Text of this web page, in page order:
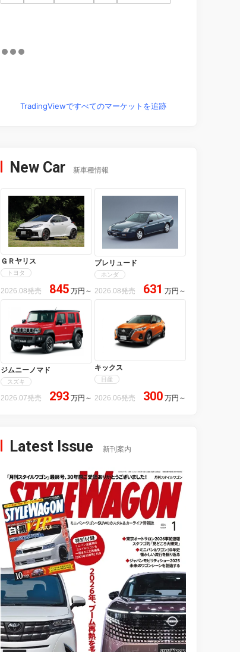
TradingViewですべてのマーケットを追跡
New Car 新車種情報
ＧＲヤリス
トヨタ
2026.08発売 845 万円 ～
プレリュード
ホンダ
2026.08発売 631 万円 ～
ジムニーノマド
スズキ
2026.07発売 293 万円 ～
キックス
日産
2026.06発売 300 万円 ～
Latest Issue 新刊案内